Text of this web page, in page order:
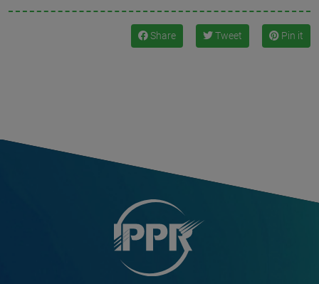
Share Tweet Pin it